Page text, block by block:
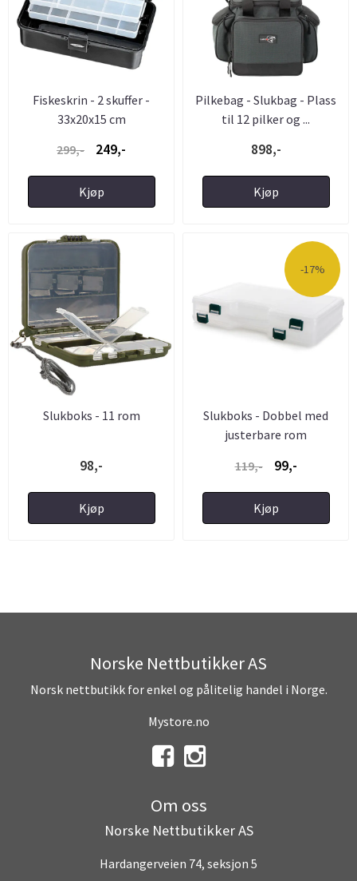
Fiskeskrin - 2 skuffer -
33x20x15 cm
299,-
249,-
Kjøp
Pilkebag - Slukbag - Plass
til 12 pilker og ...
898,-
Kjøp
Slukboks - 11 rom
98,-
Kjøp
-17%
Slukboks - Dobbel med
justerbare rom
119,-
99,-
Kjøp
Norske Nettbutikker AS
Norsk nettbutikk for enkel og pålitelig handel i Norge.
Mystore.no
Om oss
Norske Nettbutikker AS
Hardangerveien 74, seksjon 5